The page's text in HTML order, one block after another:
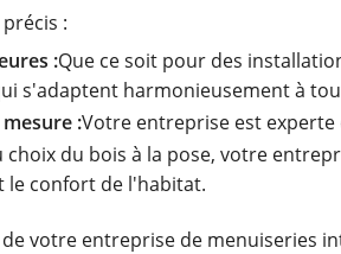
:
:Que ce soit pour des
s'adaptent harmonieusement à
:Votre entreprise est
choix du bois à la pose, votre
le confort de l'habitat.
votre entreprise de menuiseries